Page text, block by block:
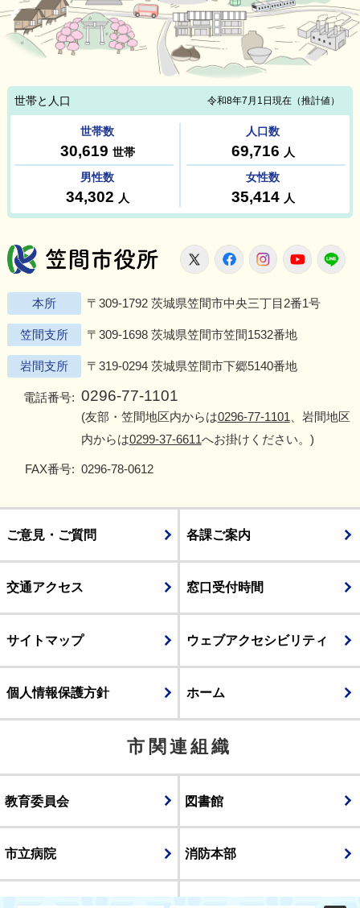
笠間市役所
X FacebookInstagram
本所 〒309-1792 茨城県笠間市中央三丁目2番1号
笠間支所 〒309-1698 茨城県笠間市笠間1532番地
岩間支所 〒319-0294 茨城県笠間市下郷5140番地
電話番号: 0296-77-1101
(友部・笠間地区内からは0296-77-1101 、岩間地区
内からは0299-37-6611へお掛けください。)
FAX番号: 0296-78-0612
ご意見・ご質問 各課ご案内
交通アクセス 窓口受付時間
サイトマップ ウェブアクセシビリティ
個人情報保護方針 ホーム
市関連組織
教育委員会 図書館
市立病院 消防本部